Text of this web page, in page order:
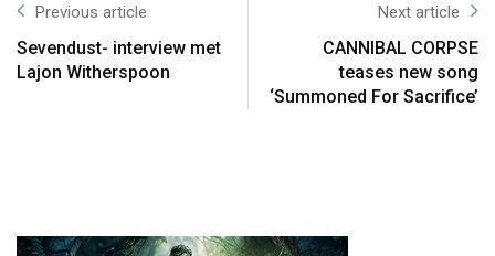
Previous article
Sevendust- interview met
Lajon Witherspoon
Next article
CANNIBAL CORPSE
teases new song
‘Summoned For Sacrifice’